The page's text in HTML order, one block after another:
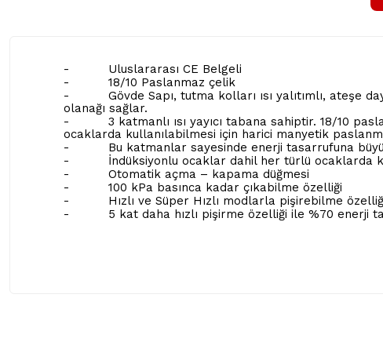
- Uluslararası CE Belgeli
- 18/10 Paslanmaz çelik
-
Gövde Sapı, tutma kolları ısı yalıtımlı,
olanağı sağlar.
-
3 katmanlı ısı yayıcı tabana sahiptir. 18/10
ocaklarda kullanılabilmesi için harici manyetik
- Bu katmanlar sayesinde enerji tasarrufuna
- İndüksiyonlu ocaklar dahil her türlü ocaklarda
- Otomatik açma – kapama düğmesi
- 100 kPa basınca kadar çıkabilme özelliği
- Hızlı ve Süper Hızlı modlarla pişirebilme
- 5 kat daha hızlı pişirme özelliği ile %70 enerji